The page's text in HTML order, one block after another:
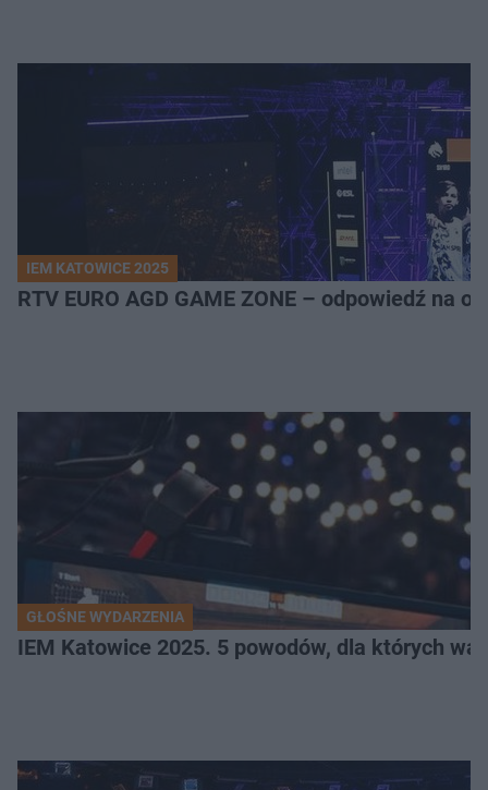
IEM KATOWICE 2025
RTV EURO AGD GAME ZONE – odpowiedź na
GŁOŚNE WYDARZENIA
IEM Katowice 2025. 5 powodów, dla których